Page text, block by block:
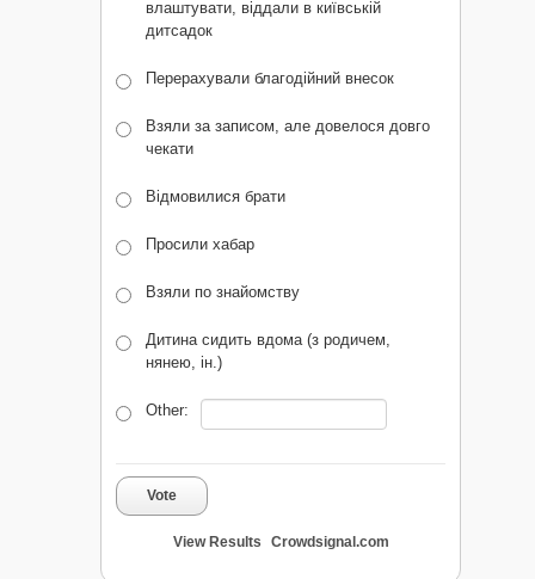
влаштувати, віддали в київській
дитсадок
Перерахували благодійний внесок
Взяли за записом, але довелося довго
чекати
Відмовилися брати
Просили хабар
Взяли по знайомству
Дитина сидить вдома (з родичем,
нянею, ін.)
Other:
Vote
View Results Crowdsignal.com